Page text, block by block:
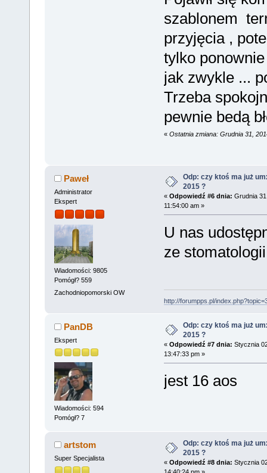
szablonem
przyjęcia ,
tylko
jak zwykle ...
Trzeba
pewnie bedą
« Ostatnia zmiana: Grudnia 31,
Paweł
Administrator
Ekspert
Wiadomości: 9805
Pomógł? 559
Zachodniopomorski OW
Odp: czy ktoś ma już
2015 ?
« Odpowiedź #6 dnia: Grudnia
11:54:00 am »
U nas
ze stomatologii
http://forumpps.pl/
PanDB
Ekspert
Wiadomości: 594
Pomógł? 7
Odp: czy ktoś ma już
2015 ?
« Odpowiedź #7 dnia: Stycznia
13:47:33 pm »
jest 16 aos
artstom
Super Specjalista
Odp: czy ktoś ma już
2015 ?
« Odpowiedź #8 dnia: Stycznia